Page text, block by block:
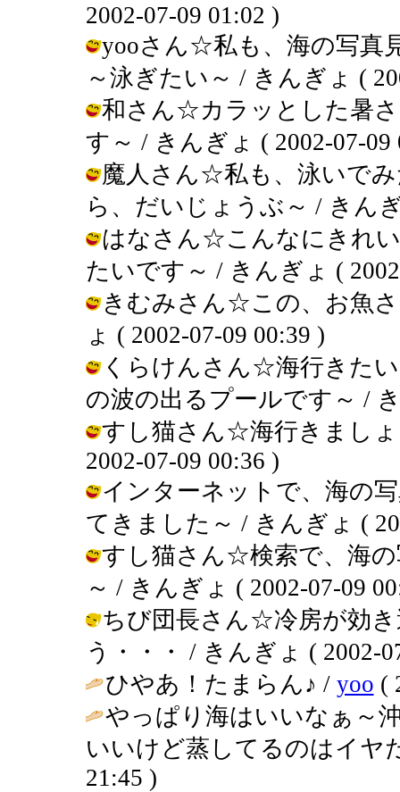
2002-07-09 01:02 )
yooさん☆私も、海の写真
～泳ぎたい～ / きんぎょ (
和さん☆カラッとした暑
す～ / きんぎょ ( 2002-07-09
魔人さん☆私も、泳いで
ら、だいじょうぶ～ / きん
はなさん☆こんなにきれ
たいです～ / きんぎょ (
きむみさん☆この、お魚
ょ ( 2002-07-09 00:39 )
くらけんさん☆海行きた
の波の出るプールです～ /
すし猫さん☆海行きまし
2002-07-09 00:36 )
インターネットで、海の
てきました～ / きんぎょ (
すし猫さん☆検索で、海
～ / きんぎょ ( 2002-07-09
ちび団長さん☆冷房が効
う・・・ / きんぎょ ( 2002-
ひやあ！たまらん♪ / yoo (
やっぱり海はいいなぁ～
いいけど蒸してるのはイヤ
21:45 )